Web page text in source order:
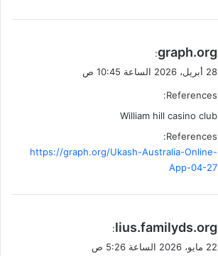
ي
ق
ل
graph.org
:
28 أبريل، 2026 الساعة 10:45 ص
References:
William hill casino club
References:
https://graph.org/Ukash-Australia-Online-
App-04-27
ي
ق
lius.familyds.org
:
22 مايو، 2026 الساعة 5:26 ص